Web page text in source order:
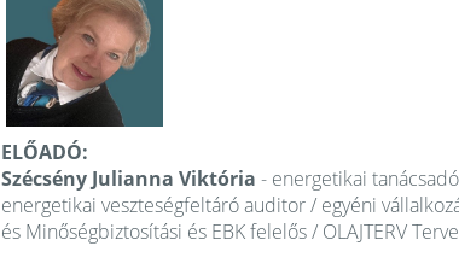
ELŐADÓ:
Szécsény Julianna Viktória - energetikai
energetikai veszteségfeltáró auditor / egyéni
és Minőségbiztosítási és EBK felelős / OLAJTERV